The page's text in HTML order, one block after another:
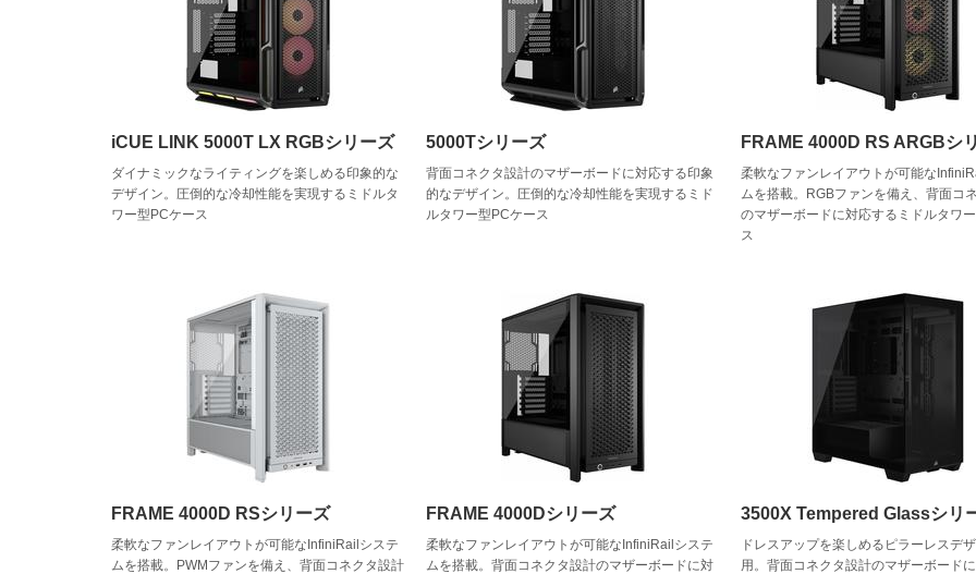
iCUE LINK 5000T LX RGBシリーズ
ダイナミックなライティングを楽しめる印象的な
デザイン。圧倒的な冷却性能を実現するミドルタ
ワー型PCケース
5000Tシリーズ
背面コネクタ設計のマザーボードに対応する印象
的なデザイン。圧倒的な冷却性能を実現するミド
ルタワー型PCケース
FRAME 4000D RS ARGBシ
柔軟なファンレイアウトが可能な
ムを搭載。RGBファンを備え、背面コ
のマザーボードに対応するミドルタワ
ス
FRAME 4000D RSシリーズ
柔軟なファンレイアウトが可能なInfiniRailシステ
ムを搭載。PWMファンを備え、背面コネクタ設計
FRAME 4000Dシリーズ
柔軟なファンレイアウトが可能なInfiniRailシステ
ムを搭載。背面コネクタ設計のマザーボードに対
3500X Tempered Glassシリ
ドレスアップを楽しめるピラーレスデ
用。背面コネクタ設計のマザーボード